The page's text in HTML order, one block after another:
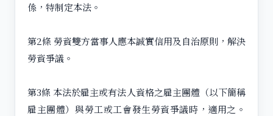
係，特制定本法。
第2條 勞資雙方當事人應本誠實信用及自治原則，解決
勞資爭議。
第3條 本法於雇主或有法人資格之雇主團體（以下簡稱
雇主團體）與勞工或工會發生勞資爭議時，適用之。